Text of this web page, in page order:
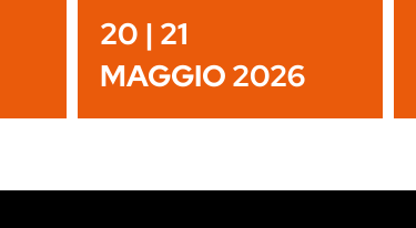
20 | 21
MAGGIO 2026